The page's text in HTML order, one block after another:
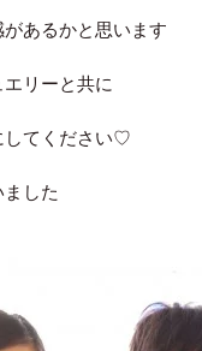
あるかと思います
リーと共に
してください♡
した